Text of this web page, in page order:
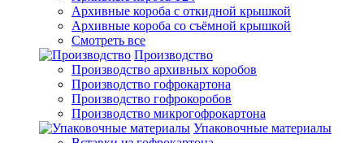
Архивные короба с откидной крышкой
Архивные короба со съёмной крышкой
Смотреть все
Производство
Производство архивных коробов
Производство гофрокартона
Производство гофрокоробов
Производство микрогофрокартона
Упаковочные материалы